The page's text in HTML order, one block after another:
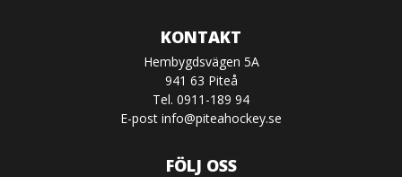
KONTAKT
Hembygdsvägen 5A
941 63 Piteå
Tel. 0911-189 94
E-post info@piteahockey.se
FÖLJ OSS